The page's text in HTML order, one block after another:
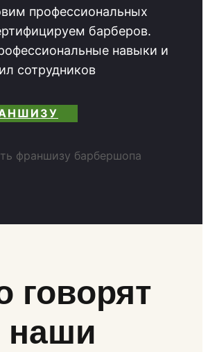
профессиональных
барберов.
навыки и
сотрудников
говорят
наши